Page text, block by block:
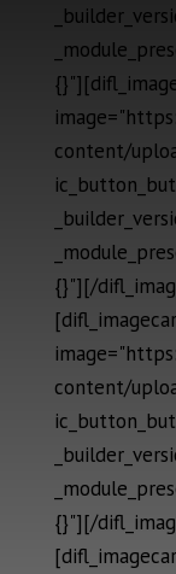
content/
{}"][/
content/
{}"][/